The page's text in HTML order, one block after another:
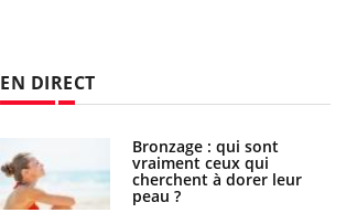
EN DIRECT
Bronzage : qui sont
vraiment ceux qui
cherchent à dorer leur
peau ?